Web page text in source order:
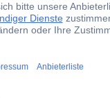
V-Schritten
aufgetretener